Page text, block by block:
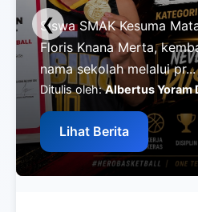
Siswa SMAK Kesuma
Floris Knana Merta,
nama sekolah melalui pr...
Ditulis oleh:Albertus Yoram
Lihat Berita
❮